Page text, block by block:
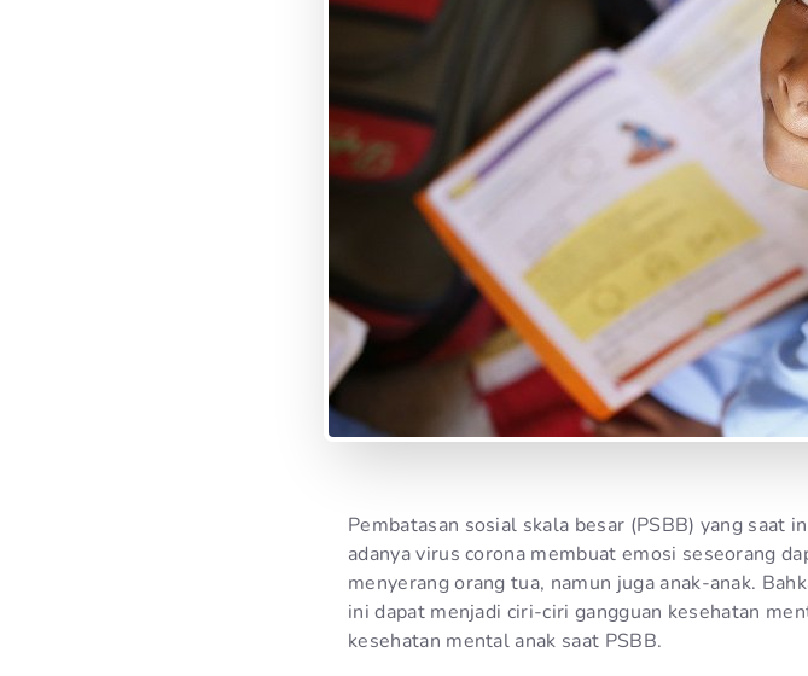
Pembatasan sosial skala besar (PSBB) yang saat
adanya virus corona membuat emosi seseorang
menyerang orang tua, namun juga anak-anak.
ini dapat menjadi ciri-ciri gangguan kesehatan
kesehatan mental anak saat PSBB.